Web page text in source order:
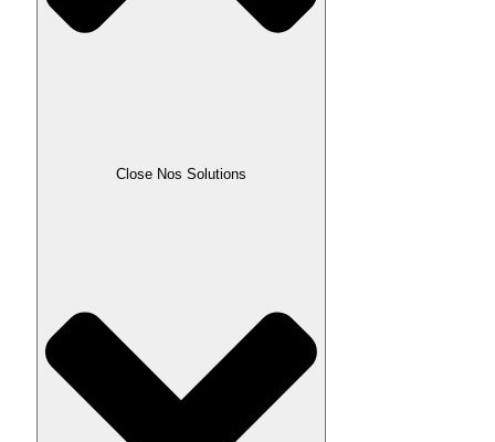
Close Nos Solutions